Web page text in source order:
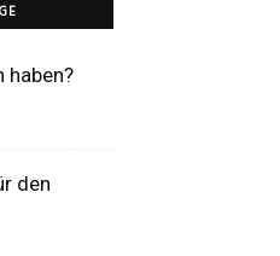
haben?
den